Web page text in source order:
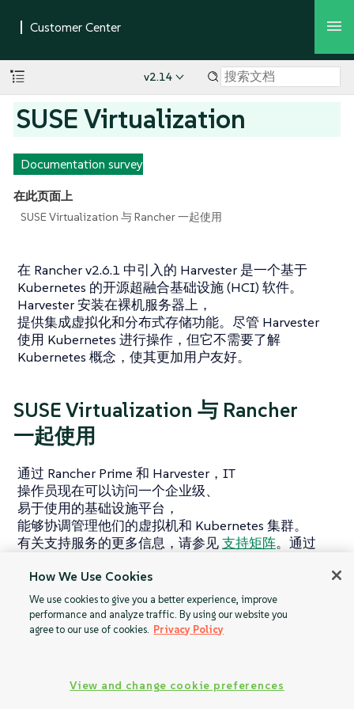
v2.14
SUSE Virtualization
Documentation survey
在此页面上
SUSE Virtualization 与 Rancher 一起使用
在 Rancher v2.6.1 中引入的 Harvester 是一个基于
Kubernetes 的开源超融合基础设施 (HCI) 软件。
Harvester 安装在裸机服务器上，
提供集成虚拟化和分布式存储功能。尽管 Harvester
使用 Kubernetes 进行操作，但它不需要了解
Kubernetes 概念，使其更加用户友好。
SUSE Virtualization 与 Rancher
一起使用
通过 Rancher Prime 和 Harvester，IT
操作员现在可以访问一个企业级、
易于使用的基础设施平台，
能够协调管理他们的虚拟机和 Kubernetes 集群。
有关支持服务的更多信息，请参见支持矩阵。通过
Harvester cluster。利用 Rancher 的身份验证功能和
RBAC 控制来支持多租户。
How We Use Cookies
We use cookies to give you a better experience, improve
performance and analyze traffic. By using our website you
agree to our use of cookies. Privacy Policy
View and change cookie preferences